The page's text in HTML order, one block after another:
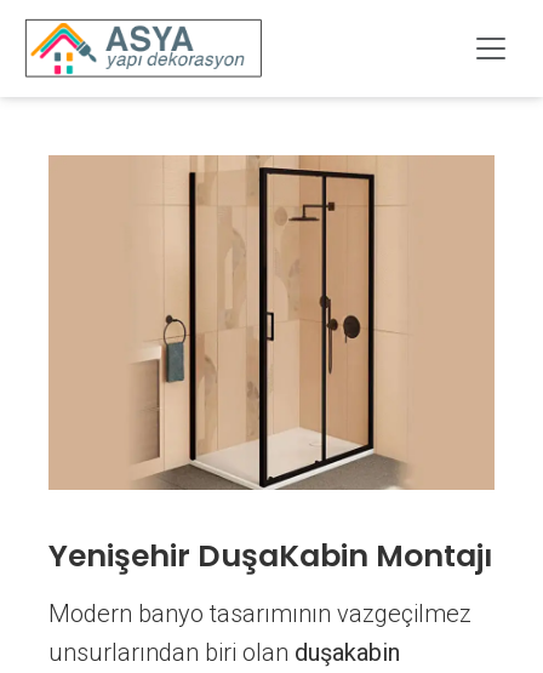
Yenişehir DuşaKabin Montajı
Modern banyo tasarımının vazgeçilmez
unsurlarından biri olan duşakabin